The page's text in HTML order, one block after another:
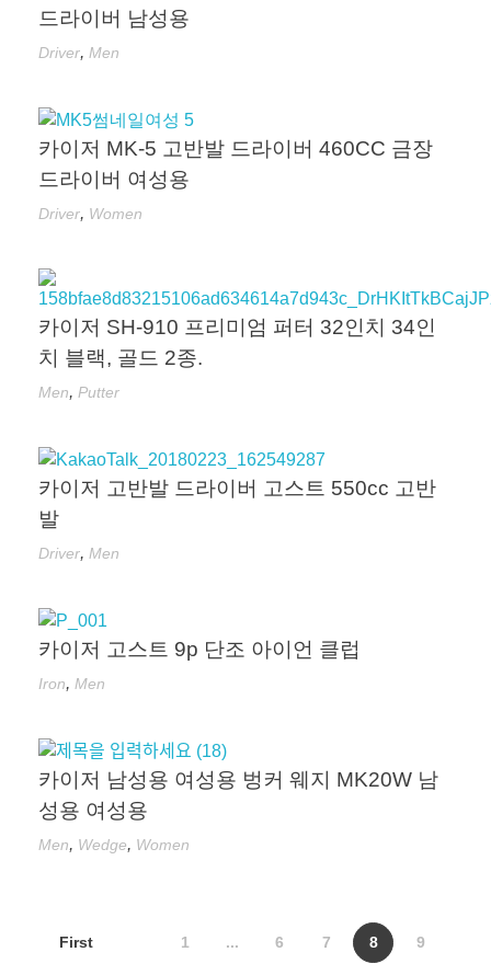
드라이버 남성용
Driver, Men
카이저 MK-5 고반발 드라이버 460CC 금장
드라이버 여성용
Driver, Women
카이저 SH-910 프리미엄 퍼터 32인치 34인
치 블랙, 골드 2종.
Men, Putter
카이저 고반발 드라이버 고스트 550cc 고반
발
Driver, Men
카이저 고스트 9p 단조 아이언 클럽
Iron, Men
카이저 남성용 여성용 벙커 웨지 MK20W 남
성용 여성용
Men, Wedge, Women
First 1 ... 6 7 8 9